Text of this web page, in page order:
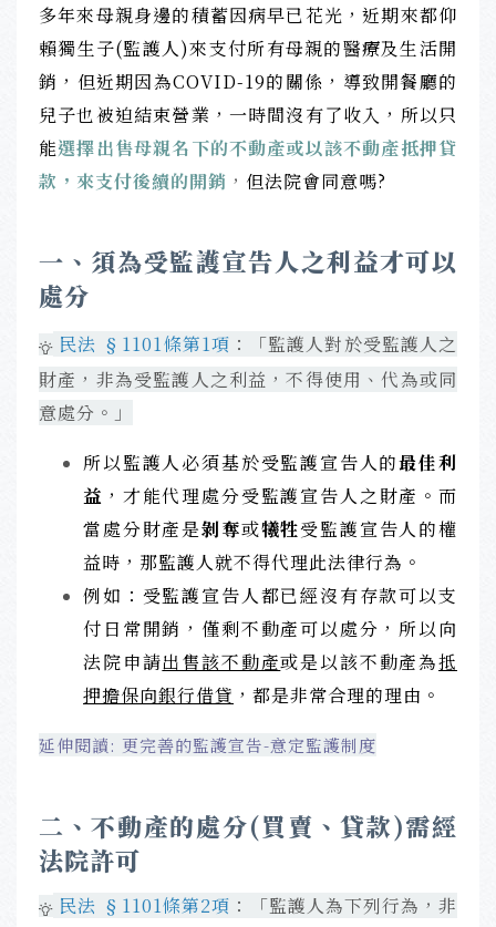
多年來母親身邊的積蓄因病早已花光，近期來都仰
賴獨生子(監護人)來支付所有母親的醫療及生活開
銷，但近期因為COVID-19的關係，導致開餐廳的
兒子也被迫結束營業，一時間沒有了收入，所以只
能選擇出售母親名下的不動產或以該不動產抵押貸
款，來支付後續的開銷 ， 但法院會同意嗎?
一、須為受監護宣告人之利益才可以
處分
民法 §1101條第1項 ：「監護人對於受監護人之
財產，非為受監護人之利益，不得使用、代為或同
意處分。」
所以監護人必須基於受監護宣告人的最佳利
益 ，才能代理處分受監護宣告人之財產。而
當處分財產是剝奪或犧牲受監護宣告人的權
益時，那監護人就不得代理此法律行為。
例如：受監護宣告人都已經沒有存款可以支
付日常開銷，僅剩不動產可以處分，所以向
法院申請出售該不動產或是以該不動產為抵
押擔保向銀行借貸 ，都是非常合理的理由。
延伸閱讀: 更完善的監護宣告-意定監護制度
二、不動產的處分(買賣、貸款)需經
法院許可
民法 §1101條第2項 ：「監護人為下列行為，非